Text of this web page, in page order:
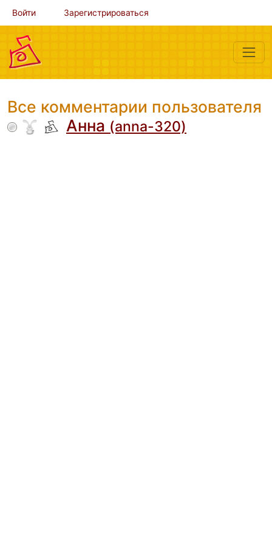
Войти Зарегистрироваться
Все комментарии пользователя
Анна (anna-320)